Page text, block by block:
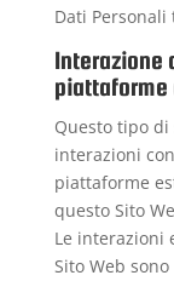
Dati
Interazione
piattaforme
Questo tipo
interazioni
piattaforme
questo Sito
Le interazioni
Sito Web